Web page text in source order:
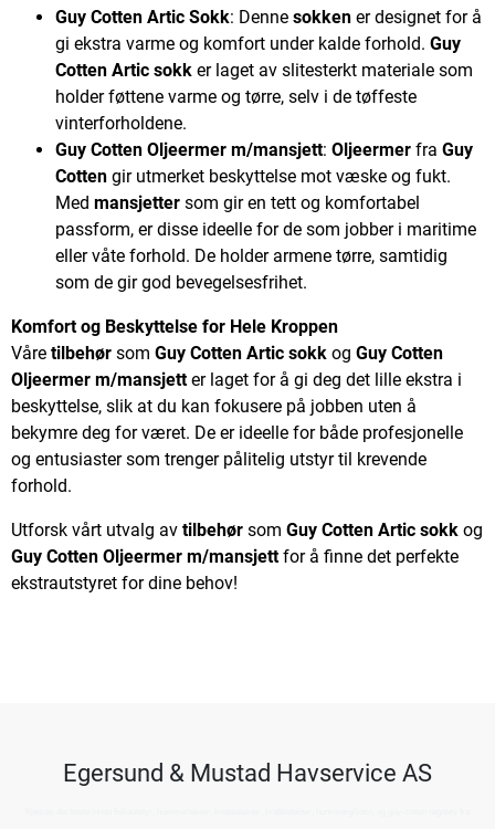
Guy Cotten Artic Sokk: Denne sokken er designet for å
gi ekstra varme og komfort under kalde forhold. Guy
Cotten Artic sokk er laget av slitesterkt materiale som
holder føttene varme og tørre, selv i de tøffeste
vinterforholdene.
Guy Cotten Oljeermer m/mansjett: Oljeermer fra Guy
Cotten gir utmerket beskyttelse mot væske og fukt.
Med mansjetter som gir en tett og komfortabel
passform, er disse ideelle for de som jobber i maritime
eller våte forhold. De holder armene tørre, samtidig
som de gir god bevegelsesfrihet.
Komfort og Beskyttelse for Hele Kroppen
Våre tilbehør som Guy Cotten Artic sokk og Guy Cotten
Oljeermer m/mansjetter laget for å gi deg det lille ekstra i
beskyttelse, slik at du kan fokusere på jobben uten å
bekymre deg for været. De er ideelle for både profesjonelle
og entusiaster som trenger pålitelig utstyr til krevende
forhold.
Utforsk vårt utvalg av tilbehør som Guy Cotten Artic sokk og
Guy Cotten Oljeermer m/mansjettfor å finne det perfekte
ekstrautstyret for dine behov!
Egersund & Mustad Havservice AS